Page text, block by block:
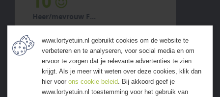
Heer/mevrouw van Pamelen
previous
next
www.lortyetuin.nl gebruikt cookies om de website te
verbeteren en te analyseren, voor social media en om
ervoor te zorgen dat je relevante advertenties te zien
krijgt. Als je meer wilt weten over deze cookies, klik dan
hier voor ons cookie beleid. Bij akkoord geef je
www.lortyetuin.nl toestemming voor het gebruik van